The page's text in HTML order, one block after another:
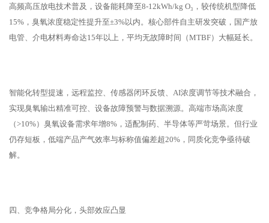
高频高压放电技术普及，设备能耗降至8-12kWh/kg O₃，较传统机型降低
15%，臭氧浓度稳定性提升至±3%以内。核心部件自主研发突破，国产放
电管、介电材料寿命达15年以上，平均无故障时间（MTBF）大幅延长。
智能化转型提速，远程监控、传感器闭环反馈、AI浓度调节等技术融合，
实现臭氧输出精准可控、设备故障预警与数据溯源。高端市场高浓度
（>10%）臭氧设备需求年增8%，适配制药、半导体等严苛场景。但行业
仍存短板，低端产品产气效率与标称值偏差超20%，同质化竞争亟待破
解。
四、竞争格局分化，头部效应凸显